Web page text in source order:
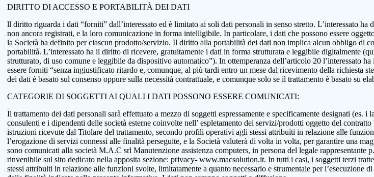
DIRITTO DI ACCESSO E PORTABILITÀ DEI DATI
ll diritto riguarda i dati “forniti” dall’interessato ed è limitato ai soli dati personali in senso stretto. L’interessato
non ancora registrati, e la loro comunicazione in forma intelligibile. In particolare, i dati che possono essere
la Società ha definito per ciascun prodotto/servizio. Il diritto alla portabilità dei dati non implica alcun obbligo di
portabilità. L’interessato ha il diritto di ricevere, gratuitamente i dati in forma strutturata e leggibile digitalmente
strutturato, di uso comune e leggibile da dispositivo automatico”). In ottemperanza dell’articolo 20 l’interessato
essere forniti “senza ingiustificato ritardo e, comunque, al più tardi entro un mese dal ricevimento della richiesta
dei dati è basato sul consenso oppure sulla necessità contrattuale, e comunque solo se il trattamento è basato su
CATEGORIE DI SOGGETTI AI QUALI I DATI POSSONO ESSERE COMUNICATI:
Il trattamento dei dati personali sarà effettuato a mezzo di soggetti espressamente e specificamente designati
consulenti e i dipendenti delle società esterne coinvolte nell’ espletamento dei servizi/prodotti oggetto del
istruzioni ricevute dal Titolare del trattamento, secondo profili operativi agli stessi attribuiti in relazione alle
l’erogazione di servizi connessi alle finalità perseguite, e la Società valuterà di volta in volta, per garantire una
sono comunicati alla società M.A.C srl Manutenzione assistenza computers, in persona del legale
rinvenibile sul sito dedicato nella apposita sezione: privacy- www.macsolution.it. In tutti i casi, i soggetti terzi
stessi attribuiti in relazione alle funzioni svolte, limitatamente a quanto necessario e strumentale per